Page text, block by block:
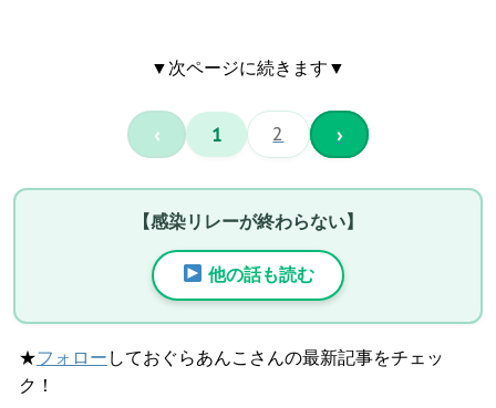
▼次ページに続きます▼
‹ 1 2 ›
【感染リレーが終わらない】
他の話も読む
★フォロー しておぐらあんこさんの最新記事をチェッ
ク！